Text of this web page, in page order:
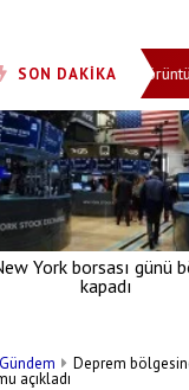
SON DAKİKA
• Görüntülere
York borsası günü
kapadı
Gündem Deprem
açıkladı